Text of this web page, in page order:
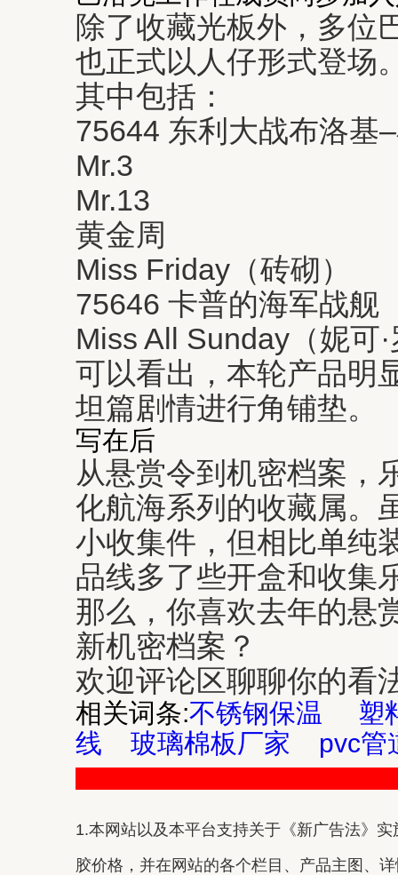
除了收藏光板外，多位
也正式以人仔形式登场
其中包括：
75644 东利大战布洛基
Mr.3
Mr.13
黄金周
Miss Friday（砖砌）
75646 卡普的海军战舰
Miss All Sunday（妮可
可以看出，本轮产品明
坦篇剧情进行角铺垫。
写在后
从悬赏令到机密档案，
化航海系列的收藏属。
小收集件，但相比单纯
品线多了些开盒和收集
那么，你喜欢去年的悬
新机密档案？
欢迎评论区聊聊你的看
相关词条:不锈钢保温
塑
线
玻璃棉板厂家 pvc管
1.本网站以及本平台支持关于《新广告法》实
胶价格，并在网站的各个栏目、产品主图、